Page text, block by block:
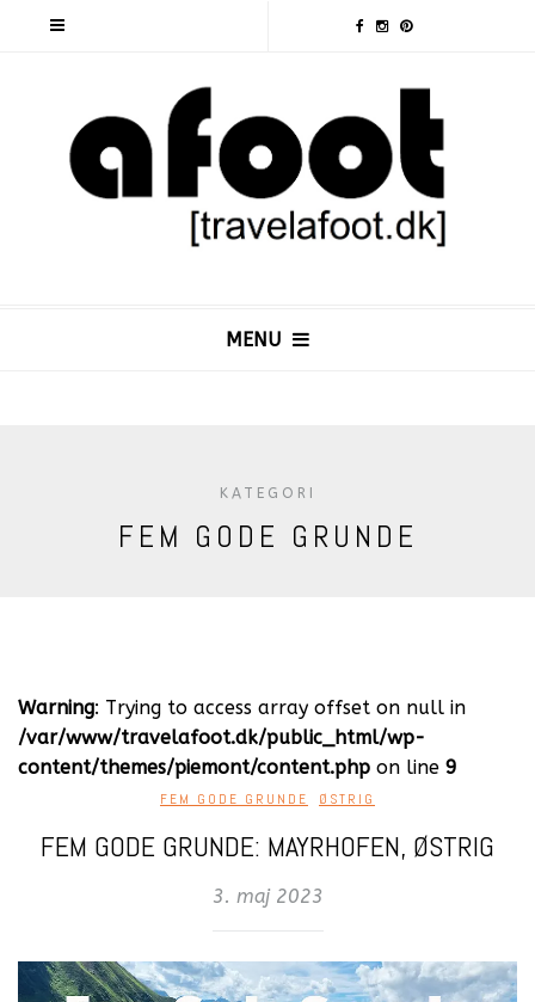
MENU
KATEGORI
FEM GODE GRUNDE
Warning: Trying to access array offset on null in
/var/www/travelafoot.dk/public_html/wp-
content/themes/piemont/content.php on line 9
FEM GODE GRUNDE ØSTRIG
FEM GODE GRUNDE: MAYRHOFEN, ØSTRIG
3. maj 2023